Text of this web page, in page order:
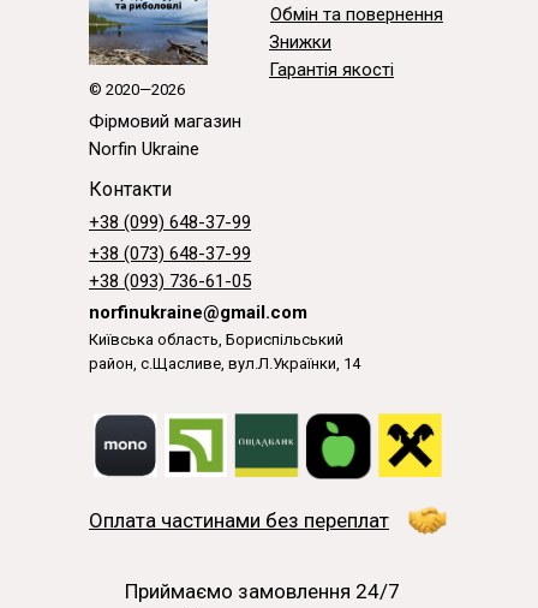
© 2020—2026
Фірмовий магазин
Norfin Ukraine
Обмін та повернення
Знижки
Гарантія якості
Контакти
Київська область, Бориспільський
район, с.Щасливе, вул.Л.Українки, 14
+38 (099) 648-37-99
norfinukraine@gmail.com
Приймаємо замовлення 24/7
+38 (073) 648-37-99
+38 (093) 736-61-05
Оплата частинами без переплат